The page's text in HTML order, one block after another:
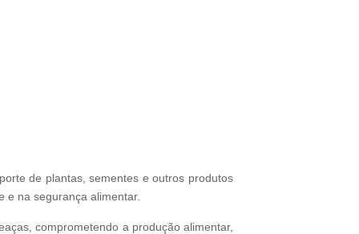
de plantas, sementes e outros produtos
e na segurança alimentar.
comprometendo a produção alimentar,